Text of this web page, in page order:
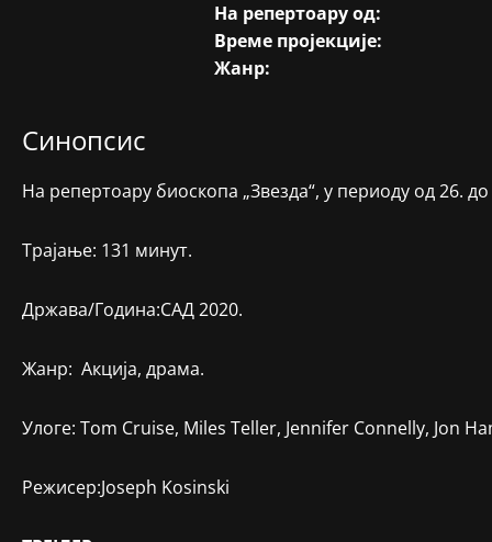
На репертоару од:
Време пројекције:
Жанр:
Синопсис
На репертоару биоскопа „Звезда“, у периоду од 26.
Трајање: 131 минут.
Држава/Година:САД 2020.
Жанр: Акција, драма.
Улоге: Tom Cruise, Miles Teller, Jennifer Connelly, Jon
Режисер:Joseph Kosinski